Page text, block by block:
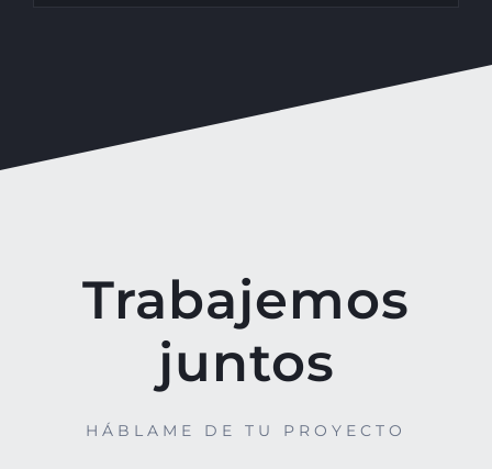
Trabajemos
juntos
HÁBLAME DE TU PROYECTO